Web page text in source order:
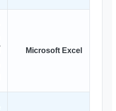
Microsoft Excel